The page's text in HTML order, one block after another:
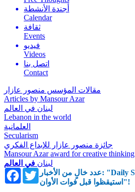
أجندة الأنشطة
Calendar
ثقافة
Events
فيديو
Videos
اتصل بنا
Contact
مقالات المؤسس منصور عازار
Articles by Mansour Azar
لبنان في العالم
Lebanon in the world
العلمانية
Secularism
جائزة منصور عازار للإبداع الفكري
Mansour Azar award for creative thinking
لبنان في العالم
FacebookTwitter
عدد خالٍ من الأخبار: "Daily Star" تفاجئ اللبنانيين..
استيقظوا قبل فوات الأوان"!